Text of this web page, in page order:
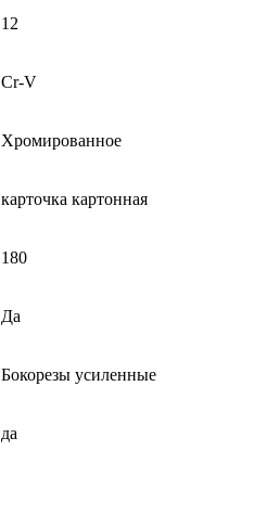
12
Cr-V
Хромированное
карточка картонная
180
Да
Бокорезы усиленные
да